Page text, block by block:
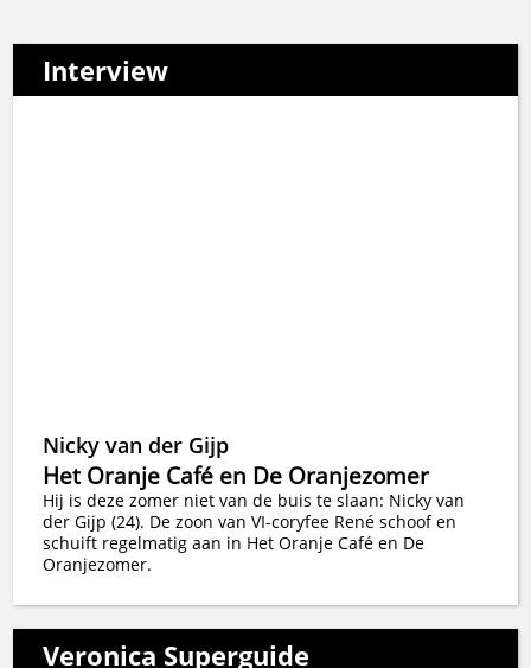
Interview
Nicky van der Gijp
Het Oranje Café en De Oranjezomer
Hij is deze zomer niet van de buis te slaan: Nicky van
der Gijp (24). De zoon van VI-coryfee René schoof en
schuift regelmatig aan in Het Oranje Café en De
Oranjezomer.
Veronica Superguide